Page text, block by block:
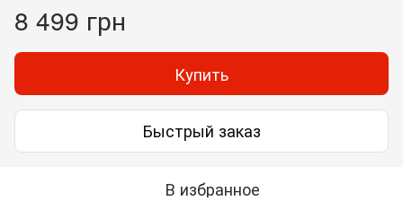
8 499 грн
Купить
Быстрый заказ
В избранное